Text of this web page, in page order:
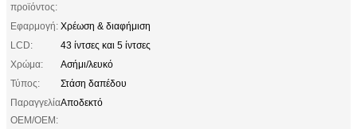
προϊόντος:
Εφαρμογή: Χρέωση & διαφήμιση
LCD:
43 ίντσες και 5 ίντσες
Χρώμα:
Ασήμι/λευκό
Τύπος:
Στάση δαπέδου
Παραγγελία
OEM/OEM:
Αποδεκτό